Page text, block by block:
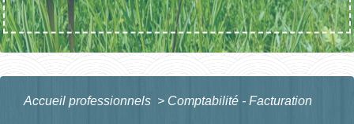
Accueil professionnels > Comptabilité - Facturation